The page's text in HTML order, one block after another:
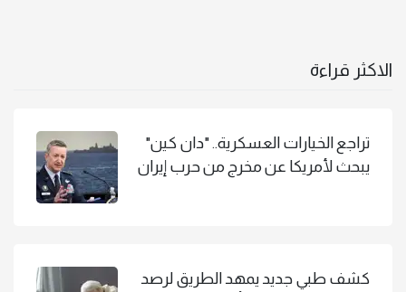
الاكثر قراءة
تراجع الخيارات العسكرية.. "دان كين"
يبحث لأمريكا عن مخرج من حرب إيران
كشف طبي جديد يمهد الطريق لرصد